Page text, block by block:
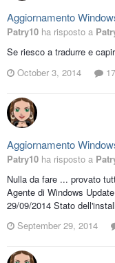
Aggiornamento
Patry10 ha risposto a
Se riesco a tradurre e
October 3, 2014
Aggiornamento
Patry10 ha risposto a
Nulla da fare ... provato
Agente di Windows
‎29/‎09/‎2014 Stato
September 29, 2014